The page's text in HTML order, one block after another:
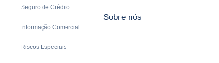
Seguro de Crédito
Informação Comercial
Riscos Especiais
Sobre nós